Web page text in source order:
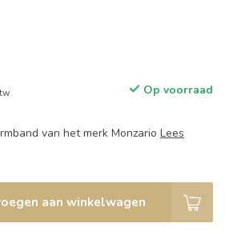
Op voorraad
van het merk Monzario Lees
aan winkelwagen